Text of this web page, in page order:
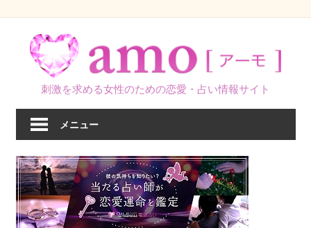
刺激を求める女性のための恋愛・占い情報サイト
メニュー